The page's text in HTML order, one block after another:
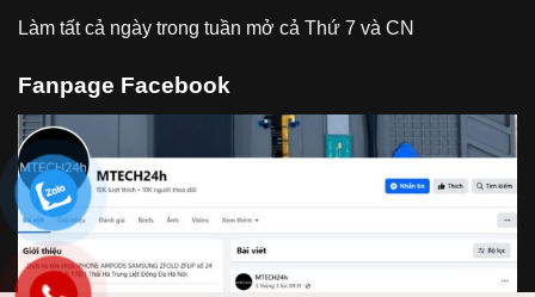
Làm tất cả ngày trong tuần mở cả Thứ 7 và CN
Fanpage Facebook